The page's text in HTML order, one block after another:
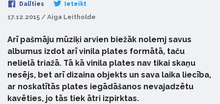
Dalīties Ieteikt
17.12.2015 / Aiga Leitholde
Arī pašmāju mūziķi arvien biežāk nolemj savus
albumus izdot arī vinila plates formātā, taču
nelielā triažā. Tā kā vinila plates nav tikai skaņu
nesējs, bet arī dizaina objekts un sava laika liecība,
ar noskatītās plates iegādāšanos nevajadzētu
kavēties, jo tās tiek ātri izpirktas.